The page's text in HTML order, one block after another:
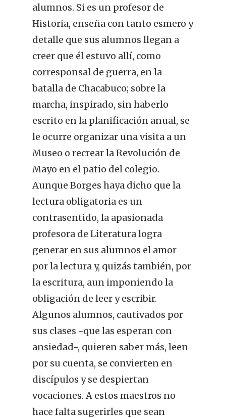
alumnos. Si es un profesor de
Historia, enseña con tanto esmero y
detalle que sus alumnos llegan a
creer que él estuvo allí, como
corresponsal de guerra, en la
batalla de Chacabuco; sobre la
marcha, inspirado, sin haberlo
escrito en la planificación anual, se
le ocurre organizar una visita a un
Museo o recrear la Revolución de
Mayo en el patio del colegio.
Aunque Borges haya dicho que la
lectura obligatoria es un
contrasentido, la apasionada
profesora de Literatura logra
generar en sus alumnos el amor
por la lectura y, quizás también, por
la escritura, aun imponiendo la
obligación de leer y escribir.
Algunos alumnos, cautivados por
sus clases -que las esperan con
ansiedad-, quieren saber más, leen
por su cuenta, se convierten en
discípulos y se despiertan
vocaciones. A estos maestros no
hace falta sugerirles que sean